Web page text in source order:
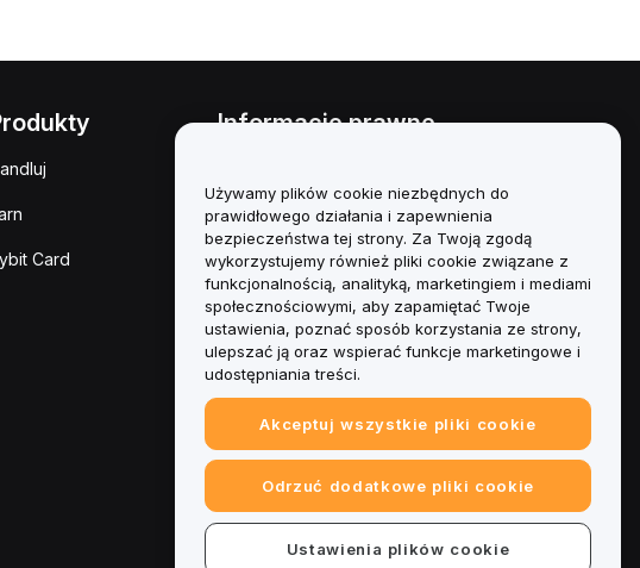
Card
Informacje prawne
interesów
Podsumowanie polityki
powiernictwa i zarządzania
Informacje ESG
Biuletyny informacyjne
kryptoaktywów
Używamy plików cookie niezbędnych do
prawidłowego działania i zapewnienia
bezpieczeństwa tej strony. Za Twoją zgodą
wykorzystujemy również pliki cookie związane z
funkcjonalnością, analityką, marketingiem i mediami
społecznościowymi, aby zapamiętać Twoje
ustawienia, poznać sposób korzystania ze strony,
ulepszać ją oraz wspierać funkcje marketingowe i
udostępniania treści.
Akceptuj wszystkie pliki cookie
Odrzuć dodatkowe pliki cookie
Ustawienia plików cookie